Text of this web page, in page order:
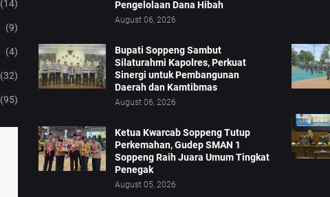
(14)
(9)
(4)
(32)
(95)
Pengelolaan Dana Hibah
August 06, 2026
Bupati Soppeng Sambut
Silaturahmi Kapolres, Perkuat
Sinergi untuk Pembangunan
Daerah dan Kamtibmas
August 06, 2026
Ketua Kwarcab Soppeng Tutup
Perkemahan, Gudep SMAN 1
Soppeng Raih Juara Umum Tingkat
Penegak
August 05, 2026